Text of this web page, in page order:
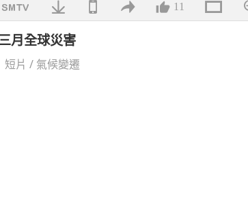
11
月全球災害
短片 / 氣候變遷